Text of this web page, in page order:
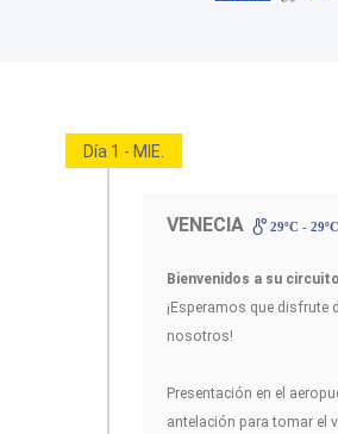
Día 1 - MIE.
VENECIA 29ºC -
Bienvenidos a su
¡Esperamos que disfrute
nosotros!
Presentación en el
antelación para tomar el